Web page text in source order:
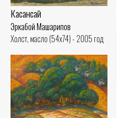
Касансай
Эркабой Машарипов
Холст, масло (54x74) - 2005 год